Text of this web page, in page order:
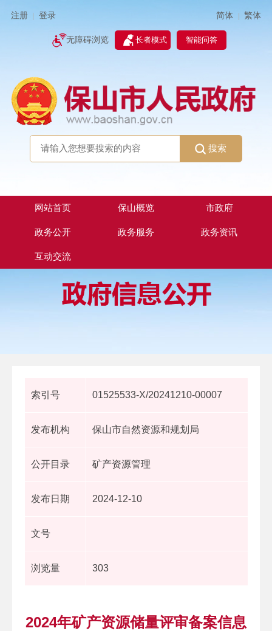
注册 登录 简体 | 繁体
无障碍浏览 长者模式 智能问答
搜索
网站首页 保山概览 市政府
政务公开 政务服务 政务资讯
互动交流
索引号 01525533-X/20241210-00007
发布机构 保山市自然资源和规划局
公开目录 矿产资源管理
发布日期 2024-12-10
文号
浏览量 303
2024年矿产资源储量评审备案信息